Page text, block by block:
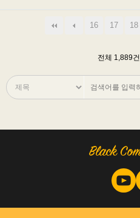
16 17 18
전체 1,889건